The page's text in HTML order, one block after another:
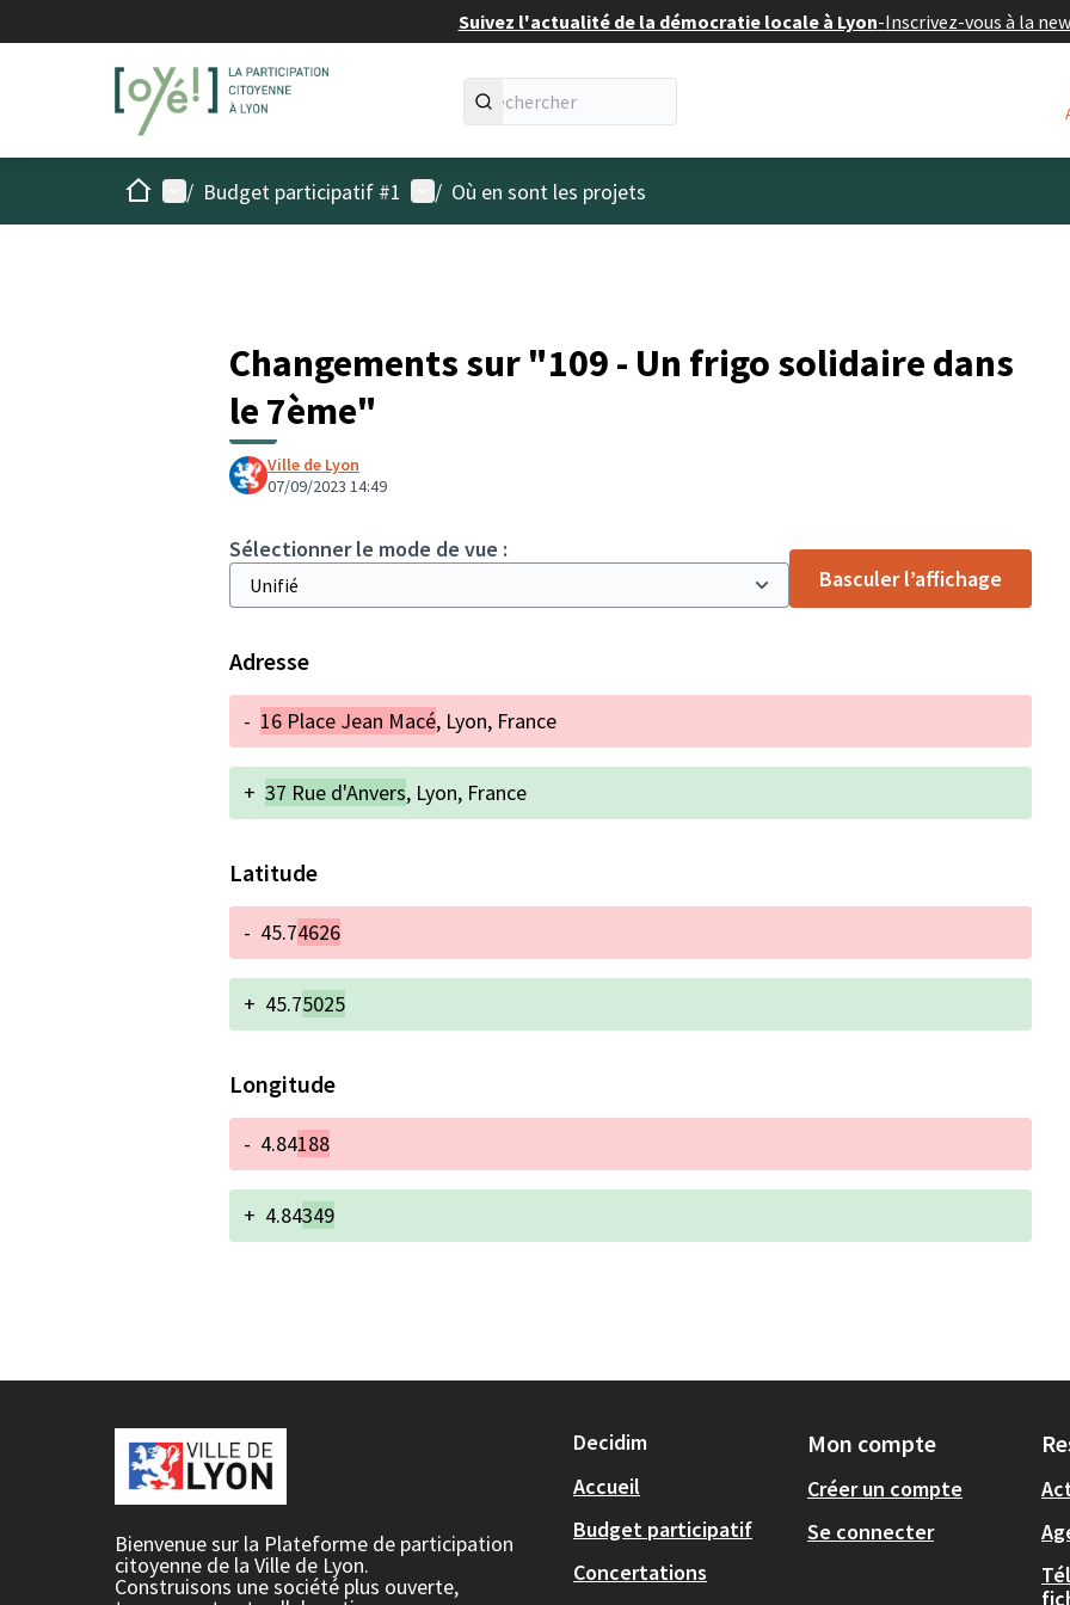
Suivez l'actualité de la démocratie locale à Lyon-Inscrivez-vous à la
AccueilMenu principal
/ Budget participatif #1 Menu utilisateur
/ Où en sont les projets
Changements sur "109 - Un frigo solidaire dans
le 7ème"
Ville de Lyon
07/09/2023 14:49
Sélectionner le mode de vue :
Basculer l’affichage
Adresse
- 16 Place Jean Macé, Lyon, France
+ 37 Rue d'Anvers, Lyon, France
Latitude
- 45.74626
+ 45.75025
Longitude
- 4.84188
+ 4.84349
Bienvenue sur la Plateforme de participation
citoyenne de la Ville de Lyon.
Construisons une société plus ouverte,
Decidim
Accueil
Budget participatif
Concertations
Mon compte
Créer un compte
Se connecter